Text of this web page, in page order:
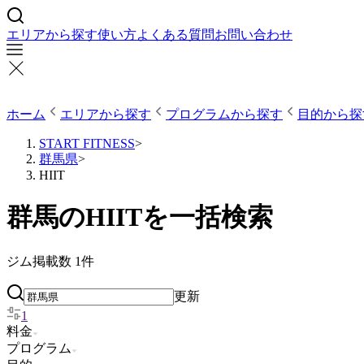
エリアから探す使い方よくある質問お問い合わせ
ホーム エリアから探す プログラムから探す 目的から
START FITNESS>
群馬県>
HIIT
群馬のHIITを一括検索
ジム掲載数 1件
更新
1
料金
プログラム